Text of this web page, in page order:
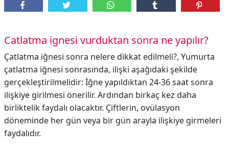
Catlatma ignesi vurduktan sonra ne yapılır?
Çatlatma iğnesi sonra nelere dikkat edilmeli?, Yumurta
çatlatma iğnesi sonrasında, ilişki aşağıdaki şekilde
gerçekleştirilmelidir: İğne yapıldıktan 24-36 saat sonra
ilişkiye girilmesi önerilir. Ardından birkaç kez daha
birliktelik faydalı olacaktır. Çiftlerin, ovülasyon
döneminde her gün veya bir gün arayla ilişkiye girmeleri
faydalıdır.